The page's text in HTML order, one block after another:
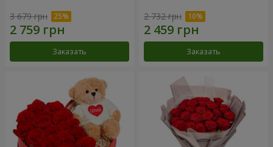
3 679 грн
Заказать
2 732 грн
Заказать